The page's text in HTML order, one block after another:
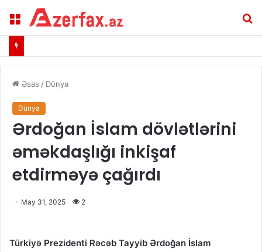
Menu
Əsas / Dünya
Dünya
Ərdoğan İslam dövlətlərini
əməkdaşlığı inkişaf
etdirməyə çağırdı
May 31, 2025 2
Türkiyə Prezidenti Rəcəb Tayyib Ərdoğan İslam